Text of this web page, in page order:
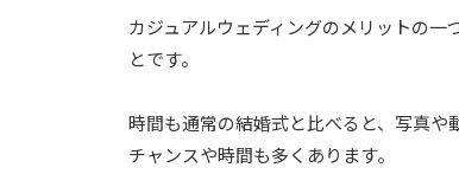
カジュアルウェディングのメリットの
とです。
時間も通常の結婚式と比べると、写真や
チャンスや時間も多くあります。